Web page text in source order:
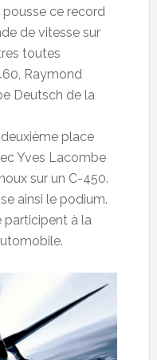
ce record
de vitesse sur
toutes
Raymond
Deutsch de la
place
Yves Lacombe
sur un C-450.
ainsi le podium.
participent à la